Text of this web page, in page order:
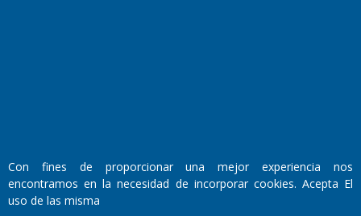
Domicilio Legal: José Ingenieros 855,
Santa Rosa, La Pampa.
Número de Registro DNDA:
Con fines de proporcionar una mejor experiencia nos
encontramos en la necesidad de incorporar cookies. Acepta El
uso de las misma